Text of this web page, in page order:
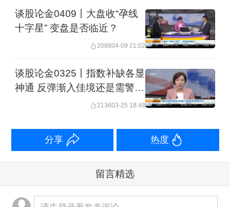
谈股论金0409丨大盘收“孕线
十字星” 变盘是否临近？
208804-09 21:02
谈股论金0325丨指数补缺各显
神通 反弹渐入佳境还是需警惕
213603-25 18:48
分享 热度
留言精选